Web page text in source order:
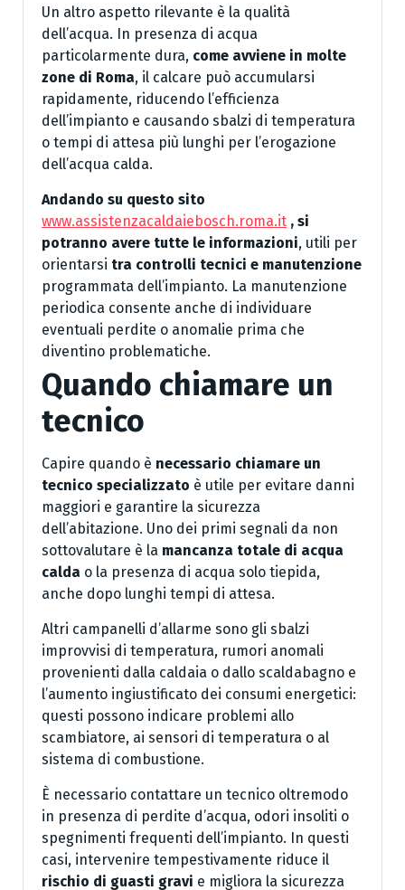
Un altro aspetto rilevante è la qualità
dell’acqua. In presenza di acqua
particolarmente dura, come avviene in molte
zone di Roma, il calcare può accumularsi
rapidamente, riducendo l’efficienza
dell’impianto e causando sbalzi di temperatura
o tempi di attesa più lunghi per l’erogazione
dell’acqua calda.
Andando su questo sito
www.assistenzacaldaiebosch.roma.it , si
potranno avere tutte le informazioni, utili per
orientarsi tra controlli tecnici e manutenzione
programmata dell’impianto. La manutenzione
periodica consente anche di individuare
eventuali perdite o anomalie prima che
diventino problematiche.
Quando chiamare un
tecnico
Capire quando è necessario chiamare un
tecnico specializzato è utile per evitare danni
maggiori e garantire la sicurezza
dell’abitazione. Uno dei primi segnali da non
sottovalutare è la mancanza totale di acqua
calda o la presenza di acqua solo tiepida,
anche dopo lunghi tempi di attesa.
Altri campanelli d’allarme sono gli sbalzi
improvvisi di temperatura, rumori anomali
provenienti dalla caldaia o dallo scaldabagno e
l’aumento ingiustificato dei consumi energetici:
questi possono indicare problemi allo
scambiatore, ai sensori di temperatura o al
sistema di combustione.
È necessario contattare un tecnico oltremodo
in presenza di perdite d’acqua, odori insoliti o
spegnimenti frequenti dell’impianto. In questi
casi, intervenire tempestivamente riduce il
rischio di guasti gravi e migliora la sicurezza